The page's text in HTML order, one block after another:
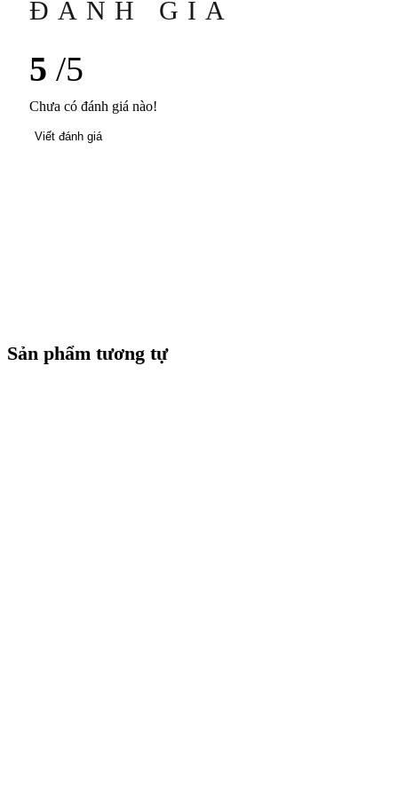
ĐÁNH GIÁ
5 /5
Chưa có đánh giá nào!
Viết đánh giá
Sản phẩm tương tự